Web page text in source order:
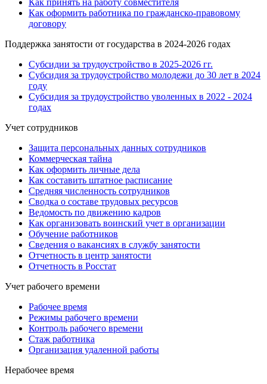
Как оформить работника по гражданско-правовому
договору
Поддержка занятости от государства в 2024-2026 годах
Субсидии за трудоустройство в 2025-2026 гг.
Субсидия за трудоустройство молодежи до 30 лет в 2024
году
Субсидия за трудоустройство уволенных в 2022 - 2024
годах
Учет сотрудников
Защита персональных данных сотрудников
Коммерческая тайна
Как оформить личные дела
Как составить штатное расписание
Средняя численность сотрудников
Сводка о составе трудовых ресурсов
Ведомость по движению кадров
Как организовать воинский учет в организации
Обучение работников
Сведения о вакансиях в службу занятости
Отчетность в центр занятости
Отчетность в Росстат
Учет рабочего времени
Рабочее время
Режимы рабочего времени
Контроль рабочего времени
Стаж работника
Организация удаленной работы
Нерабочее время